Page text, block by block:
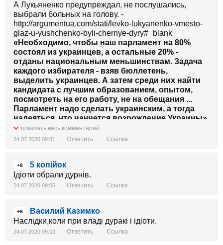
А Лукьяненко предупреждал, не послушались,
выбрали больных на голову. -
http://argumentua.com/stati/levko-lukyanenko-vmesto-
glaz-u-yushchenko-byli-chernye-dyry#_blank
«Необходимо, чтобы наш парламент на 80%
состоял из украинцев, а остальные 20% -
отданы национальным меньшинствам. Задача
каждого избирателя - взяв бюллетень,
выделить украинцев. А затем среди них найти
кандидата с лучшим образованием, опытом,
посмотреть на его работу, не на обещания ...
Парламент надо сделать украинским, а тогда
надеяться, что начнется возрождение Украины».
показать весь комментарий
24.07.2020 09:31 Ответить Ссылка
+8
5 копійок
Ідіоти обрали дурнів.
24.07.2020 09:05 Ответить Ссылка
+6
Василий Казимко
Наслідки,коли при владі дуракі і ідіоти.
24.07.2020 09:03 Ответить Ссылка